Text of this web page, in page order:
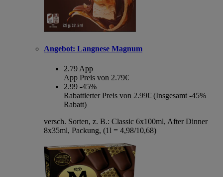
Angebot: Langnese Magnum
2.79 App
App Preis von 2.79€
2.99 -45%
Rabattierter Preis von 2.99€ (Insgesamt -45%
Rabatt)
versch. Sorten, z. B.: Classic 6x100ml, After Dinner
8x35ml, Packung, (1l = 4,98/10,68)